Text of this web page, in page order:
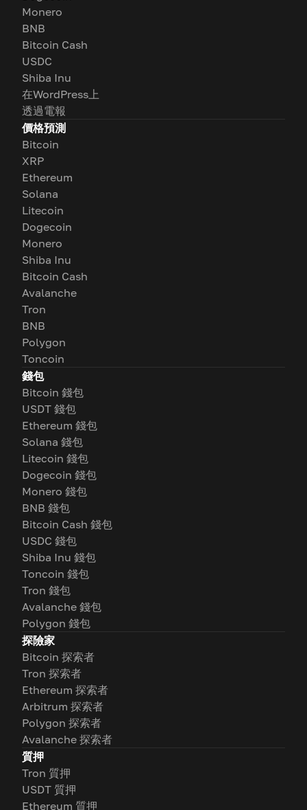
Monero
BNB
Bitcoin Cash
USDC
Shiba Inu
在WordPress上
透過電報
價格預測
Bitcoin
XRP
Ethereum
Solana
Litecoin
Dogecoin
Monero
Shiba Inu
Bitcoin Cash
Avalanche
Tron
BNB
Polygon
Toncoin
錢包
Bitcoin 錢包
USDT 錢包
Ethereum 錢包
Solana 錢包
Litecoin 錢包
Dogecoin 錢包
Monero 錢包
BNB 錢包
Bitcoin Cash 錢包
USDC 錢包
Shiba Inu 錢包
Toncoin 錢包
Tron 錢包
Avalanche 錢包
Polygon 錢包
探險家
Bitcoin 探索者
Tron 探索者
Ethereum 探索者
Arbitrum 探索者
Polygon 探索者
Avalanche 探索者
質押
Tron 質押
USDT 質押
Ethereum 質押